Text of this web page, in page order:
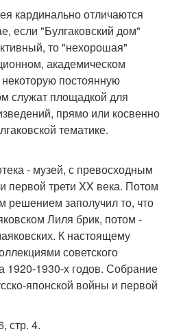
кардинально отличаются
если "Булгаковский дом"
то "нехорошая"
академическом
постоянную
служат площадкой для
прямо или косвенно
тематике.
- музей, с превосходным
первой трети XX века. Потом
решением заполучил то, что
Лиля брик, потом -
К настоящему
советского
1920-1930-х годов. Собрание
японской войны и первой
стр. 4.